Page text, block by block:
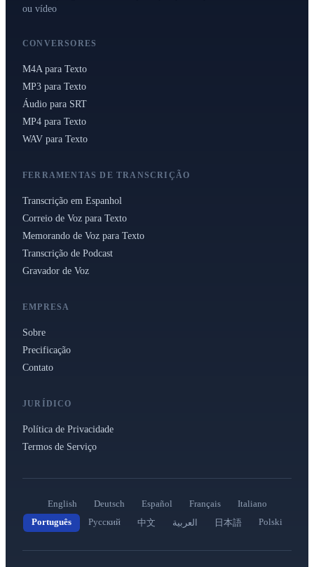
ou vídeo
CONVERSORES
M4A para Texto
MP3 para Texto
Áudio para SRT
MP4 para Texto
WAV para Texto
FERRAMENTAS DE TRANSCRIÇÃO
Transcrição em Espanhol
Correio de Voz para Texto
Memorando de Voz para Texto
Transcrição de Podcast
Gravador de Voz
EMPRESA
Sobre
Precificação
Contato
JURÍDICO
Política de Privacidade
Termos de Serviço
English Deutsch Español Français
Italiano
Português
Русский 中文 العربية 日本語 Polski